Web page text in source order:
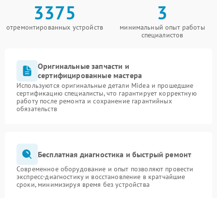
3375
отремонтированных устройств
3
минимальный опыт работы
специалистов
Оригинальные запчасти и
сертифицированные мастера
Используются оригинальные детали Midea и прошедшие
сертификацию специалисты, что гарантирует корректную
работу после ремонта и сохранение гарантийных
обязательств
Бесплатная диагностика и быстрый ремонт
Современное оборудование и опыт позволяют провести
экспресс-диагностику и восстановление в кратчайшие
сроки, минимизируя время без устройства